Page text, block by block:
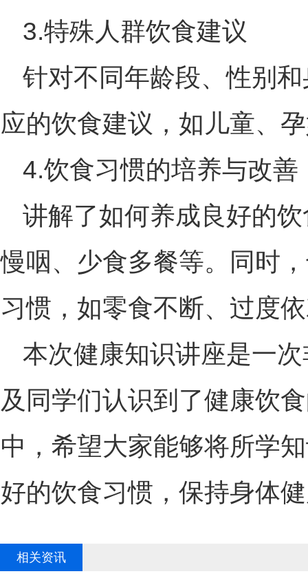
3.特殊人群饮食建议
针对不同年龄段、性别
应的饮食建议，如儿童、
4.饮食习惯的培养与改善
讲解了如何养成良好的
慢咽、少食多餐等。同时
习惯，如零食不断、过度
本次健康知识讲座是一
及同学们认识到了健康饮
中，希望大家能够将所学
好的饮食习惯，保持身体
相关资讯